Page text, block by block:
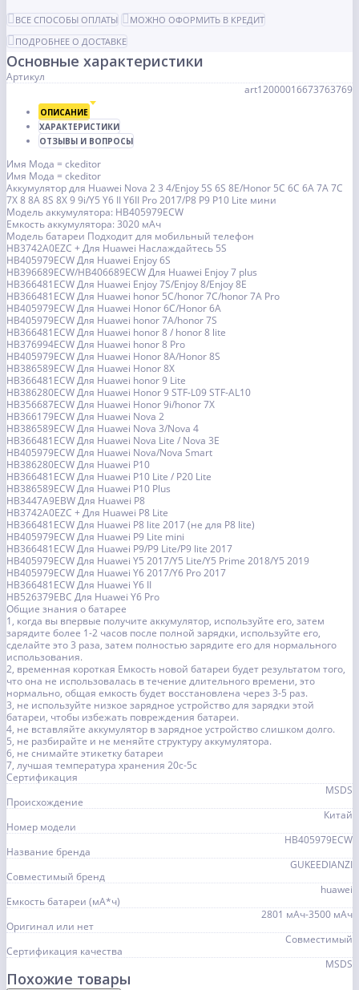
ВСЕ СПОСОБЫ ОПЛАТЫ
МОЖНО ОФОРМИТЬ В КРЕДИТ
ПОДРОБНЕЕ О ДОСТАВКЕ
Основные характеристики
Артикул
art12000016673763769
ОПИСАНИЕ
ХАРАКТЕРИСТИКИ
ОТЗЫВЫ И ВОПРОСЫ
Имя Мода = ckeditor
Имя Мода = ckeditor
Аккумулятор для Huawei Nova 2 3 4/Enjoy 5S 6S 8E/Honor 5C 6C 6A 7A 7C
7X 8 8A 8S 8X 9 9i/Y5 Y6 II Y6II Pro 2017/P8 P9 P10 Lite мини
Модель аккумулятора: HB405979ECW
Емкость аккумулятора: 3020 мАч
Модель батареи Подходит для мобильный телефон
HB3742A0EZC + Для Huawei Наслаждайтесь 5S
HB405979ECW Для Huawei Enjoy 6S
HB396689ECW/HB406689ECW Для Huawei Enjoy 7 plus
HB366481ECW Для Huawei Enjoy 7S/Enjoy 8/Enjoy 8E
HB366481ECW Для Huawei honor 5C/honor 7C/honor 7A Pro
HB405979ECW Для Huawei Honor 6C/Honor 6A
HB405979ECW Для Huawei honor 7A/honor 7S
HB366481ECW Для Huawei honor 8 / honor 8 lite
HB376994ECW Для Huawei honor 8 Pro
HB405979ECW Для Huawei Honor 8A/Honor 8S
HB386589ECW Для Huawei Honor 8X
HB366481ECW Для Huawei honor 9 Lite
HB386280ECW Для Huawei Honor 9 STF-L09 STF-AL10
HB356687ECW Для Huawei Honor 9i/honor 7X
HB366179ECW Для Huawei Nova 2
HB386589ECW Для Huawei Nova 3/Nova 4
HB366481ECW Для Huawei Nova Lite / Nova 3E
HB405979ECW Для Huawei Nova/Nova Smart
HB386280ECW Для Huawei P10
HB366481ECW Для Huawei P10 Lite / P20 Lite
HB386589ECW Для Huawei P10 Plus
HB3447A9EBW Для Huawei P8
HB3742A0EZC + Для Huawei P8 Lite
HB366481ECW Для Huawei P8 lite 2017 (не для P8 lite)
HB405979ECW Для Huawei P9 Lite mini
HB366481ECW Для Huawei P9/P9 Lite/P9 lite 2017
HB405979ECW Для Huawei Y5 2017/Y5 Lite/Y5 Prime 2018/Y5 2019
HB405979ECW Для Huawei Y6 2017/Y6 Pro 2017
HB366481ECW Для Huawei Y6 II
HB526379EBC Для Huawei Y6 Pro
Общие знания о батарее
1, когда вы впервые получите аккумулятор, используйте его, затем
зарядите более 1-2 часов после полной зарядки, используйте его,
сделайте это 3 раза, затем полностью зарядите его для нормального
использования.
2, временная короткая Емкость новой батареи будет результатом того,
что она не использовалась в течение длительного времени, это
нормально, общая емкость будет восстановлена через 3-5 раз.
3, не используйте низкое зарядное устройство для зарядки этой
батареи, чтобы избежать повреждения батареи.
4, не вставляйте аккумулятор в зарядное устройство слишком долго.
5, не разбирайте и не меняйте структуру аккумулятора.
6, не снимайте этикетку батареи
7, лучшая температура хранения 20c-5c
Сертификация
MSDS
Происхождение
Китай
Номер модели
HB405979ECW
Название бренда
GUKEEDIANZI
Совместимый бренд
huawei
Емкость батареи (мА*ч)
2801 мАч-3500 мАч
Оригинал или нет
Совместимый
Сертификация качества
MSDS
Похожие товары